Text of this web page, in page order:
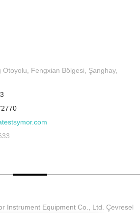
Fengxian Bölgesi, Şanghay,
Instrument Equipment Co., Ltd. Çevresel